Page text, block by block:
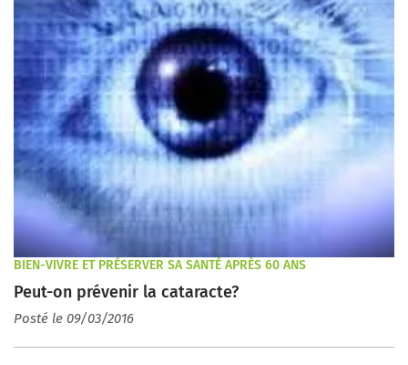
BIEN-VIVRE ET PRÉSERVER SA SANTÉ APRÈS 60 ANS
Peut-on prévenir la cataracte?
Posté le 09/03/2016